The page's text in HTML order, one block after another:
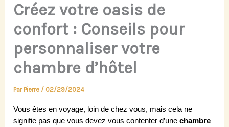
Créez votre oasis de
confort : Conseils pour
personnaliser votre
chambre d’hôtel
Par Pierre / 02/29/2024
Vous êtes en voyage, loin de chez vous, mais cela ne
signifie pas que vous devez vous contenter d’unechambre